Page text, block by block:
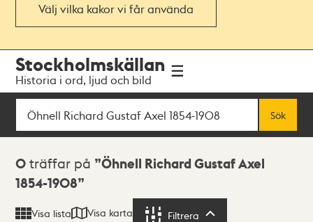
Välj vilka kakor vi får använda
navigationen
huvudinnehållet
Stockholmskällan
Historia i ord, ljud och bild
Sök
Sök
Sökresultat
0 träffar på
Öhnell Richard Gustaf Axel
1854-1908
Visa lista Visa karta Filtrera